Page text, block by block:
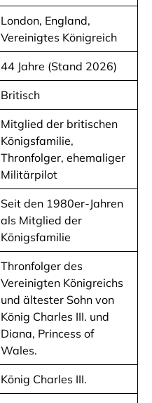
London, England,
Vereinigtes Königreich
44 Jahre (Stand 2026)
Britisch
Mitglied der britischen
Königsfamilie,
Thronfolger, ehemaliger
Militärpilot
Seit den 1980er-Jahren
als Mitglied der
Königsfamilie
Thronfolger des
Vereinigten Königreichs
und ältester Sohn von
König Charles III. und
Diana, Princess of
Wales.
König Charles III.